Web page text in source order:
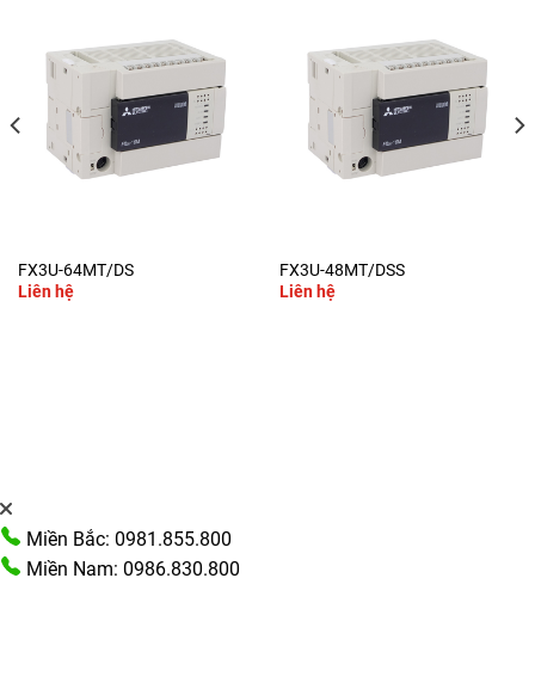
FX3U-64MT/DS
Liên hệ
FX3U-48MT/DSS
Liên hệ
Miền Bắc: 0981.855.800
Miền Nam: 0986.830.800